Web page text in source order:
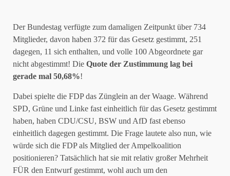
Der Bundestag verfügte zum damaligen Zeitpunkt über 734
Mitglieder, davon haben 372 für das Gesetz gestimmt, 251
dagegen, 11 sich enthalten, und volle 100 Abgeordnete gar
nicht abgestimmt! Die Quote der Zustimmung lag bei
gerade mal 50,68%!
Dabei spielte die FDP das Zünglein an der Waage. Während
SPD, Grüne und Linke fast einheitlich für das Gesetz gestimmt
haben, haben CDU/CSU, BSW und AfD fast ebenso
einheitlich dagegen gestimmt. Die Frage lautete also nun, wie
würde sich die FDP als Mitglied der Ampelkoalition
positionieren? Tatsächlich hat sie mit relativ großer Mehrheit
FÜR den Entwurf gestimmt, wohl auch um den